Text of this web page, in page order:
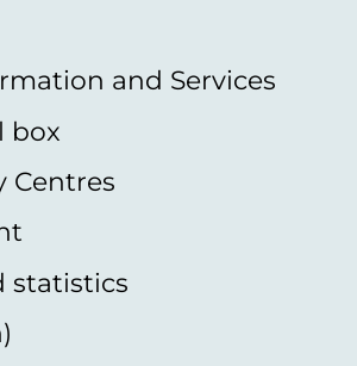
and Services
box
Centres
statistics